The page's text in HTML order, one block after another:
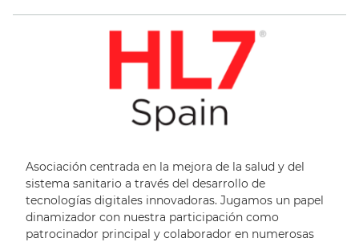
Asociación centrada en la mejora de la salud y del
sistema sanitario a través del desarrollo de
tecnologías digitales innovadoras. Jugamos un papel
dinamizador con nuestra participación como
patrocinador principal y colaborador en numerosas